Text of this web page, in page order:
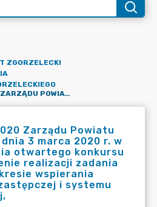
ZGORZELECKI
UCHWAŁA NR 159/2020 ZARZĄDU POWIATU ZGORZELECKIEGO Z DNIA 3 MARCA 2020 R. W SPRAWIE OGŁOSZENIA OTWARTEGO KONKURSU OFERT NA POWIERZENIE REALIZACJI ZADANIA PUBLICZNEGO W ZAKRESIE WSPIERANIA RODZINNEJ PIECZY ZASTĘPCZEJ I SYSTEMU PIECZY ZASTĘPCZEJ,
Zarządu Powiatu
3 marca 2020 r. w
otwartego konkursu
realizacji zadania
wspierania
i systemu